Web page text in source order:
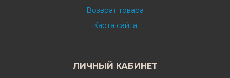
Возврат товара
Карта сайта
ЛИЧНЫЙ КАБИНЕТ